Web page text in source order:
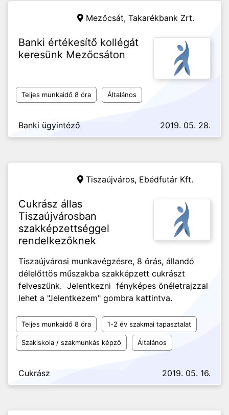
Mezőcsát, Takarékbank Zrt.
Banki értékesítő kollégát
keresünk Mezőcsáton
Teljes munkaidő 8 óra Általános
Banki ügyintéző 2019. 05. 28.
Tiszaújváros, Ebédfutár Kft.
Cukrász állas
Tiszaújvárosban
szakképzettséggel
rendelkezőknek
Tiszaújvárosi munkavégzésre, 8 órás, állandó
délelőttös műszakba szakképzett cukrászt
felveszünk. Jelentkezni fényképes önéletrajzzal
lehet a "Jelentkezem" gombra kattintva.
Teljes munkaidő 8 óra 1-2 év szakmai tapasztalat
Szakiskola / szakmunkás képző Általános
Cukrász 2019. 05. 16.